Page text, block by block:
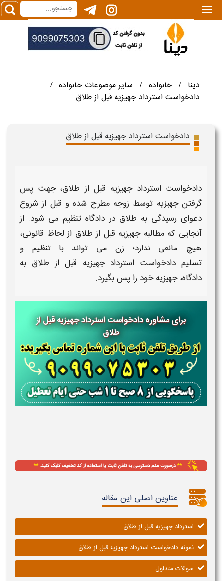
|||
دینا / خانواده / سایر موضوعات خانواده /
دادخواست استرداد جهیزیه قبل از طلاق
دادخواست استرداد جهیزیه قبل از طلاق
دادخواست استرداد جهیزیه قبل از طلاق، جهت پس
گرفتن جهیزیه توسط زوجه مطرح شده و قبل از شروع
دعوای رسیدگی به طلاق در دادگاه تنظیم می شود. از
آنجایی که مطالبه جهیزیه قبل از طلاق از لحاظ قانونی،
هیچ مانعی ندارد؛ زن می تواند با تنظیم و
تسلیم دادخواست استرداد جهیزیه قبل از طلاق به
دادگاه، جهیزیه خود را پس بگیرد.
برای مشاوره دادخواست استرداد جهیزیه قبل از
طلاق
عناوین اصلی این مقاله
استرداد جهیزیه قبل از طلاق
نمونه دادخواست استرداد جهیزیه قبل از طلاق
سوالات متداول